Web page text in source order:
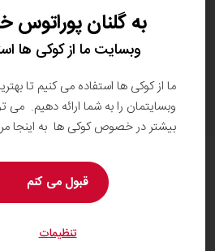
کارات کاور فندقی
با ما تماس
نیاز به اطلاعات بیشتر دارید؟
جزئیات محصول
کارات کاور فندقی از دسته شکلات های
به گلنان
وبسایت ما از کوکی ها
ما از کوکی ها استفاده می کنیم تا
وبسایتمان را به شما ارائه دهیم. می
بیشتر در خصوص کوکی ها به اینجا
قبول می کنم
تنظیمات